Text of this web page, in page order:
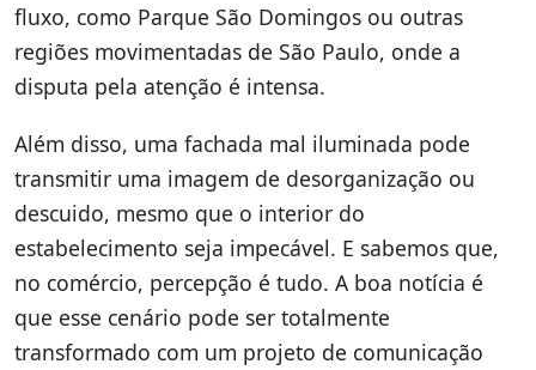
fluxo, como Parque São Domingos ou outras
regiões movimentadas de São Paulo, onde a
disputa pela atenção é intensa.
Além disso, uma fachada mal iluminada pode
transmitir uma imagem de desorganização ou
descuido, mesmo que o interior do
estabelecimento seja impecável. E sabemos que,
no comércio, percepção é tudo. A boa notícia é
que esse cenário pode ser totalmente
transformado com um projeto de comunicação